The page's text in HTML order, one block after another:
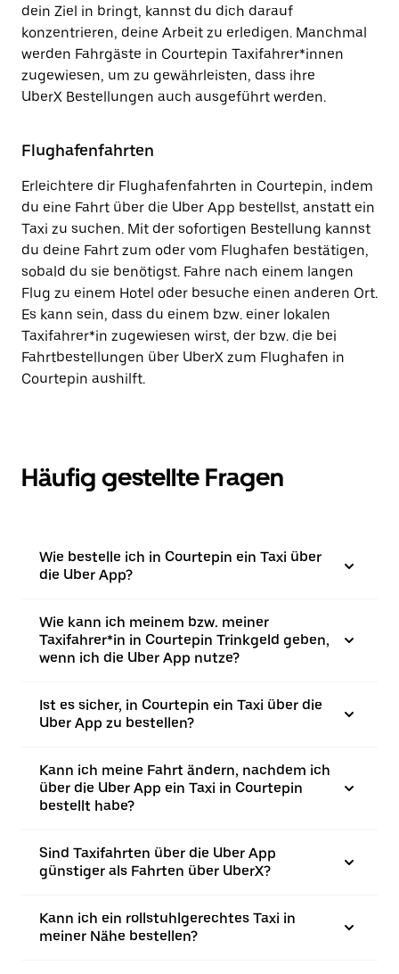
dein Ziel in bringt, kannst du dich darauf
konzentrieren, deine Arbeit zu erledigen. Manchmal
werden Fahrgäste in Courtepin Taxifahrer*innen
zugewiesen, um zu gewährleisten, dass ihre
UberX Bestellungen auch ausgeführt werden.
Flughafenfahrten
Erleichtere dir Flughafenfahrten in Courtepin, indem
du eine Fahrt über die Uber App bestellst, anstatt ein
Taxi zu suchen. Mit der sofortigen Bestellung kannst
du deine Fahrt zum oder vom Flughafen bestätigen,
sobald du sie benötigst. Fahre nach einem langen
Flug zu einem Hotel oder besuche einen anderen Ort.
Es kann sein, dass du einem bzw. einer lokalen
Taxifahrer*in zugewiesen wirst, der bzw. die bei
Fahrtbestellungen über UberX zum Flughafen in
Courtepin aushilft.
Häufig gestellte Fragen
Wie bestelle ich in Courtepin ein Taxi über
die Uber App?
Wie kann ich meinem bzw. meiner
Taxifahrer*in in Courtepin Trinkgeld geben,
wenn ich die Uber App nutze?
Ist es sicher, in Courtepin ein Taxi über die
Uber App zu bestellen?
Kann ich meine Fahrt ändern, nachdem ich
über die Uber App ein Taxi in Courtepin
bestellt habe?
Sind Taxifahrten über die Uber App
günstiger als Fahrten über UberX?
Kann ich ein rollstuhlgerechtes Taxi in
meiner Nähe bestellen?